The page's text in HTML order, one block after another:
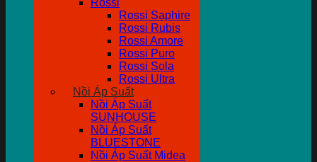
Rossi
Rossi Saphire
Rossi Rubis
Rossi Amore
Rossi Puro
Rossi Sola
Rossi Ultra
Nồi Áp Suất
Nồi Áp Suất
SUNHOUSE
Nồi Áp Suất
BLUESTONE
Nồi Áp Suất Midea